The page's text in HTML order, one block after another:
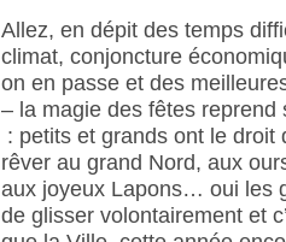
Allez, en dépit des temps
climat, conjoncture
on en passe et des
– la magie des fêtes reprend
: petits et grands ont le droit
rêver au grand Nord, aux
aux joyeux Lapons… oui les
de glisser volontairement et